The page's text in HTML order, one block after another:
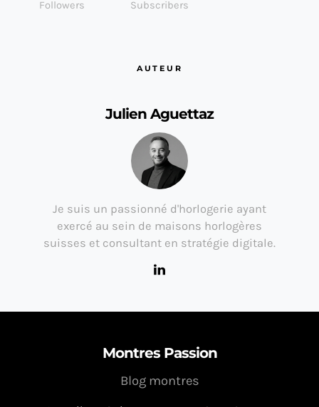
Followers Subscribers
AUTEUR
Julien Aguettaz
Je suis un passionné d'horlogerie ayant
exercé au sein de maisons horlogères
suisses et consultant en stratégie digitale.
Montres Passion
Blog montres